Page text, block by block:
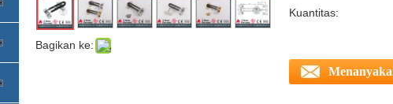
Bagikan ke:
Kuantitas: